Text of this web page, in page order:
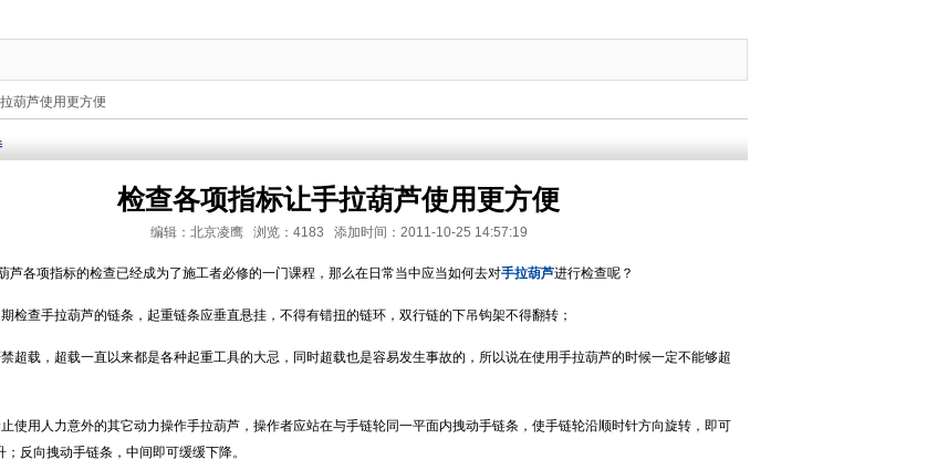
葫芦使用更方便
检查各项指标让手拉葫芦使用更方便
编辑：北京凌鹰 浏览：4183 添加时间：2011-10-25 14:57:19
芦各项指标的检查已经成为了施工者必修的一门课程，那么在日常当中应当如何去对手拉葫芦进行检查呢？
检查手拉葫芦的链条，起重链条应垂直悬挂，不得有错扭的链环，双行链的下吊钩架不得翻转；
超载，超载一直以来都是各种起重工具的大忌，同时超载也是容易发生事故的，所以说在使用手拉葫芦的时候一定不能够超
使用人力意外的其它动力操作手拉葫芦，操作者应站在与手链轮同一平面内拽动手链条，使手链轮沿顺时针方向旋转，即可
；反向拽动手链条，中间即可缓缓下降。